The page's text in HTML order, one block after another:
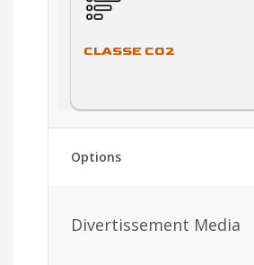
CLASSE CO2
Options
Divertissement Media